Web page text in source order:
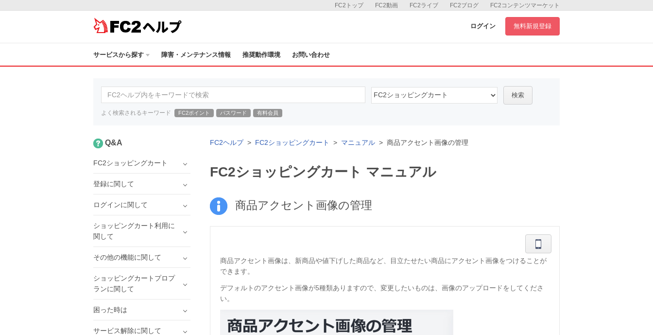
FC2コンテンツマーケット
FC2ブログ
FC2ライブ
FC2動画
FC2トップ
ヘルプ ログイン 無料新規登録
サービスから探す 障害・メンテナンス情報 推奨動作環境 お問い合わせ
検索
よく検索されるキーワード FC2ポイント パスワード 有料会員
FC2ヘルプ FC2ショッピングカート マニュアル 商品アクセント画像の管理
FC2ショッピングカート マニュアル
商品アクセント画像の管理
商品アクセント画像は、新商品や値下げした商品など、目立たせたい商品にアクセント画像をつけることが
できます。
デフォルトのアクセント画像が5種類ありますので、変更したいものは、画像のアップロードをしてくださ
い。
Q&A
FC2ショッピングカート
登録に関して
ログインに関して
ショッピングカート利用に
関して
その他の機能に関して
ショッピングカートプロプ
ランに関して
困った時は
サービス解除に関して